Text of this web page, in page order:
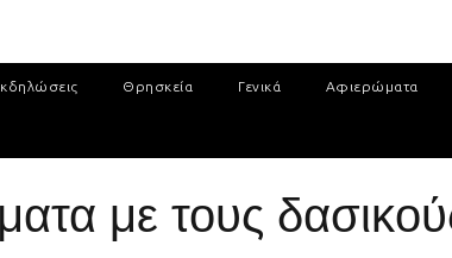
Θρησκεία Γενικά Αφιερώματα
με τους